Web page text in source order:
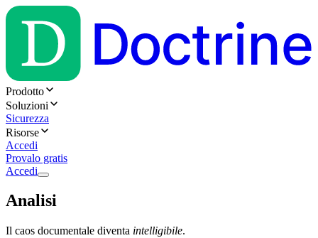
Prodotto
Soluzioni
Sicurezza
Risorse
Accedi
Provalo gratis
Accedi
Analisi
Il caos documentale diventa intelligibile.